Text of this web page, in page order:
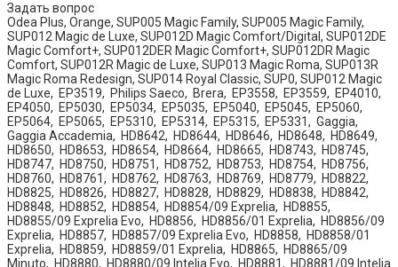
Задать вопрос
Odea Plus, Orange, SUP005 Magic Family, SUP005 Magic Family,
SUP012 Magic de Luxe,​ SUP012D Magic Comfort/Digital,​ SUP012DE
Magic Comfort+,​ SUP012DER Magic Comfort+,​ SUP012DR Magic
Comfort,​ SUP012R Magic de Luxe,​ SUP013 Magic Roma,​ SUP013R
Magic Roma Redesign,​ SUP014 Royal Classic,​ SUP0, SUP012 Magic
de Luxe, ​ EP3519, ​ Philips Saeco, ​ Brera, ​ EP3558, ​ EP3559, ​ EP4010, ​
EP4050, ​ EP5030, ​ EP5034, ​ EP5035, ​ EP5040, ​ EP5045, ​ EP5060, ​
EP5064, ​ EP5065, ​ EP5310, ​ EP5314, ​ EP5315, ​ EP5331, ​ Gaggia, ​
Gaggia Accademia, ​ HD8642, ​ HD8644, ​ HD8646, ​ HD8648, ​ HD8649, ​
HD8650, ​ HD8653, ​ HD8654, ​ HD8664, ​ HD8665, ​ HD8743, ​ HD8745, ​
HD8747, ​ HD8750, ​ HD8751, ​ HD8752, ​ HD8753, ​ HD8754, ​ HD8756, ​
HD8760, ​ HD8761, ​ HD8762, ​ HD8763, ​ HD8769, ​ HD8779, ​ HD8822, ​
HD8825, ​ HD8826, ​ HD8827, ​ HD8828, ​ HD8829, ​ HD8838, ​ HD8842, ​
HD8848, ​ HD8852, ​ HD8854, ​ HD8854/09 Exprelia, ​ HD8855, ​
HD8855/09 Exprelia Evo, ​ HD8856, ​ HD8856/01 Exprelia, ​ HD8856/09
Exprelia, ​ HD8857, ​ HD8857/09 Exprelia Evo, ​ HD8858, ​ HD8858/01
Exprelia, ​ HD8859, ​ HD8859/01 Exprelia, ​ HD8865, ​ HD8865/09
Minuto, ​ HD8880, ​ HD8880/09 Intelia Evo, ​ HD8881, ​ HD8881/09 Intelia